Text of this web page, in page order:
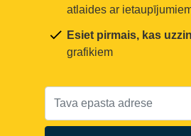
atlaides ar
Esiet pirmais, kas
grafikiem